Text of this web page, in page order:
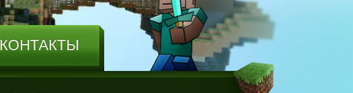
КОНТАКТЫ